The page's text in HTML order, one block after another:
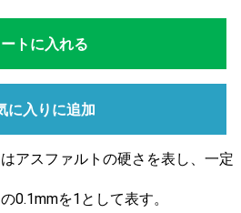
トに入れる
に入りに追加
アスファルトの硬さを表し、一定
0.1mmを1として表す。